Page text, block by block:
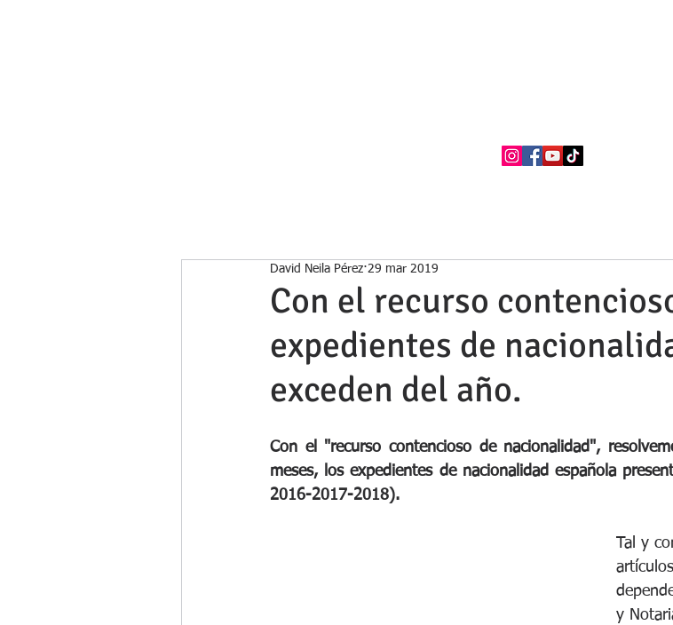
Con el recurso
expedientes de
exceden del año.
David Neila Pérez 29 mar 2019
Con el "recurso contencioso de nacionalidad",
meses, los expedientes de nacionalidad española
2016-2017-2018).
Tal y
y